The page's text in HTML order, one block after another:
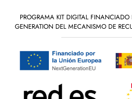
PROGRAMA KIT DIGITAL
GENERATION DEL MECANISMO DE